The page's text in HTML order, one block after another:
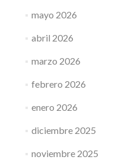
mayo 2026
abril 2026
marzo 2026
febrero 2026
enero 2026
diciembre 2025
noviembre 2025